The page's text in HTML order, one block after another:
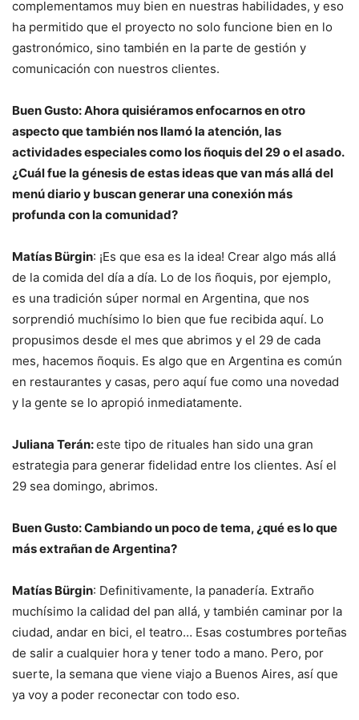
complementamos muy bien en nuestras habilidades, y eso
ha permitido que el proyecto no solo funcione bien en lo
gastronómico, sino también en la parte de gestión y
comunicación con nuestros clientes.
Buen Gusto: Ahora quisiéramos enfocarnos en otro
aspecto que también nos llamó la atención, las
actividades especiales como los ñoquis del 29 o el asado.
¿Cuál fue la génesis de estas ideas que van más allá del
menú diario y buscan generar una conexión más
profunda con la comunidad?
Matías Bürgin: ¡Es que esa es la idea! Crear algo más allá
de la comida del día a día. Lo de los ñoquis, por ejemplo,
es una tradición súper normal en Argentina, que nos
sorprendió muchísimo lo bien que fue recibida aquí. Lo
propusimos desde el mes que abrimos y el 29 de cada
mes, hacemos ñoquis. Es algo que en Argentina es común
en restaurantes y casas, pero aquí fue como una novedad
y la gente se lo apropió inmediatamente.
Juliana Terán:este tipo de rituales han sido una gran
estrategia para generar fidelidad entre los clientes. Así el
29 sea domingo, abrimos.
Buen Gusto: Cambiando un poco de tema, ¿qué es lo que
más extrañan de Argentina?
Matías Bürgin: Definitivamente, la panadería. Extraño
muchísimo la calidad del pan allá, y también caminar por la
ciudad, andar en bici, el teatro… Esas costumbres porteñas
de salir a cualquier hora y tener todo a mano. Pero, por
suerte, la semana que viene viajo a Buenos Aires, así que
ya voy a poder reconectar con todo eso.